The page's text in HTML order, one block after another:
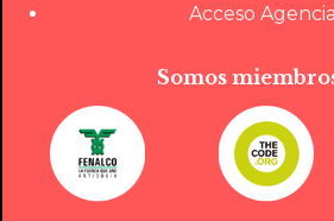
Acceso
Somos